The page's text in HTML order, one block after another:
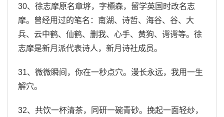
30、徐志摩原名章垿，字槱森，留学英国时改名志
摩。曾经用过的笔名：南湖、诗哲、海谷、谷、大
兵、云中鹤、仙鹤、删我、心手、黄狗、谔谔等。徐
志摩是新月派代表诗人，新月诗社成员。
31、微微瞬间，你在一秒点穴。漫长永远，我用一生
解穴。
32、共饮一杯清茶，同研一碗青砂。挽起一面轻纱，